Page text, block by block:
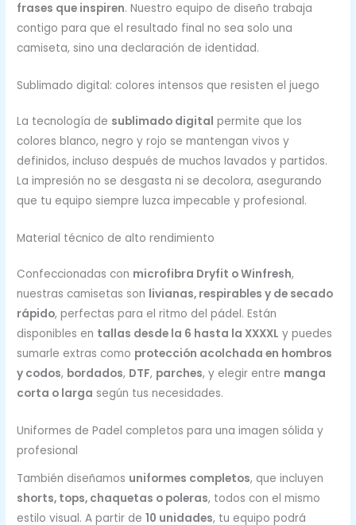
frases que inspiren. Nuestro equipo de diseño trabaja
contigo para que el resultado final no sea solo una
camiseta, sino una declaración de identidad.
Sublimado digital: colores intensos que resisten el juego
La tecnología de sublimado digital permite que los
colores blanco, negro y rojo se mantengan vivos y
definidos, incluso después de muchos lavados y partidos.
La impresión no se desgasta ni se decolora, asegurando
que tu equipo siempre luzca impecable y profesional.
Material técnico de alto rendimiento
Confeccionadas con microfibra Dryfit o Winfresh,
nuestras camisetas son livianas, respirables y de secado
rápido, perfectas para el ritmo del pádel. Están
disponibles en tallas desde la 6 hasta la XXXXL y puedes
sumarle extras como protección acolchada en hombros
y codos, bordados, DTF, parches, y elegir entre manga
corta o larga según tus necesidades.
Uniformes de Padel completos para una imagen sólida y
profesional
También diseñamos uniformes completos, que incluyen
shorts, tops, chaquetas o poleras, todos con el mismo
estilo visual. A partir de10 unidades, tu equipo podrá